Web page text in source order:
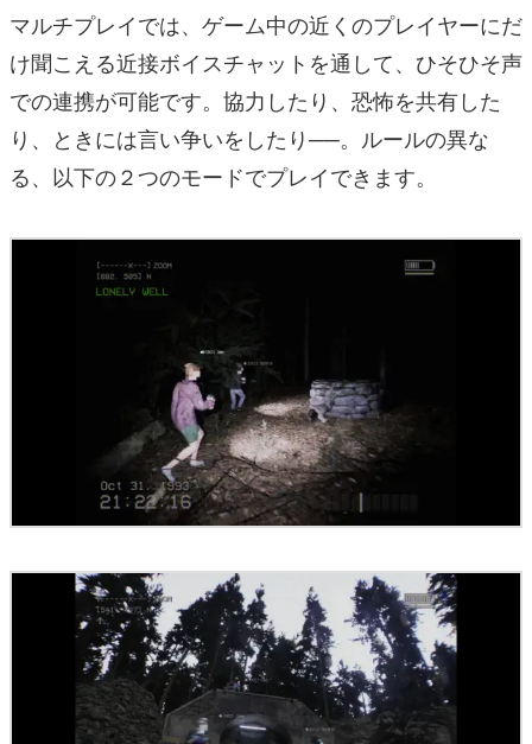
マルチプレイでは、ゲーム中の近くのプレイヤーにだ
け聞こえる近接ボイスチャットを通して、ひそひそ声
での連携が可能です。協力したり、恐怖を共有した
り、ときには言い争いをしたり──。ルールの異な
る、以下の２つのモードでプレイできます。